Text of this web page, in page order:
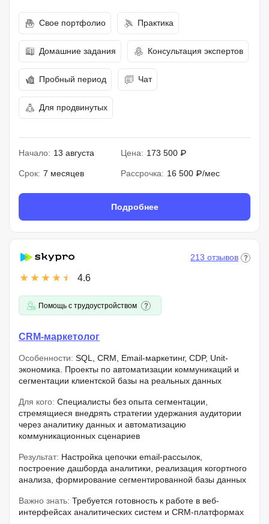
Свое портфолио Практика
Домашние задания Консультация экспертов
Пробный период Чат
Для продвинутых
Начало: 13 августа Цена: 173 500 ₽
Срок: 7 месяцев Рассрочка: 16 500 ₽/мес
Подробнее
4.6
213 отзывов
Помощь с трудоустройством
CRM-маркетолог
Особенности: SQL, CRM, Email-маркетинг, CDP, Unit-
экономика. Проекты по автоматизации коммуникаций и
сегментации клиентской базы на реальных данных
Для кого: Специалисты без опыта сегментации,
стремящиеся внедрять стратегии удержания аудитории
через аналитику данных и автоматизацию
коммуникационных сценариев
Результат: Настройка цепочки email-рассылок,
построение дашборда аналитики, реализация когортного
анализа, формирование сегментированной базы данных
Важно знать: Требуется готовность к работе в веб-
интерфейсах аналитических систем и CRM-платформах